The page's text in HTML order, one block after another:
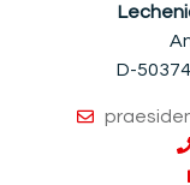
D-